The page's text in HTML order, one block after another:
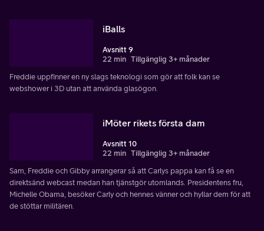
iBalls
Avsnitt 9
22 min Tillgänglig 3+ månader
Freddie uppfinner en ny slags teknologi som gör att folk kan se
webshower i 3D utan att använda glasögon.
iMöter rikets första dam
Avsnitt 10
22 min Tillgänglig 3+ månader
Sam, Freddie och Gibby arrangerar så att Carlys pappa kan få se en
direktsänd webcast medan han tjänstgör utomlands. Presidentens fru,
Michelle Obama, besöker Carly och hennes vänner och hyllar dem för att
de stöttar militären.